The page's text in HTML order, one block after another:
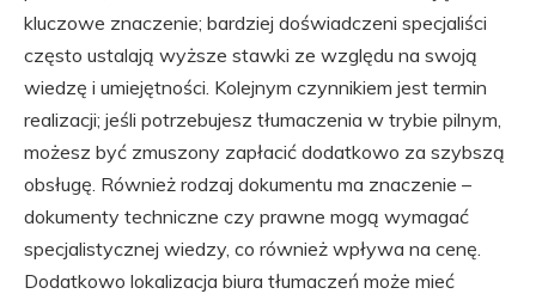
kluczowe znaczenie; bardziej doświadczeni specjaliści
często ustalają wyższe stawki ze względu na swoją
wiedzę i umiejętności. Kolejnym czynnikiem jest termin
realizacji; jeśli potrzebujesz tłumaczenia w trybie pilnym,
możesz być zmuszony zapłacić dodatkowo za szybszą
obsługę. Również rodzaj dokumentu ma znaczenie –
dokumenty techniczne czy prawne mogą wymagać
specjalistycznej wiedzy, co również wpływa na cenę.
Dodatkowo lokalizacja biura tłumaczeń może mieć